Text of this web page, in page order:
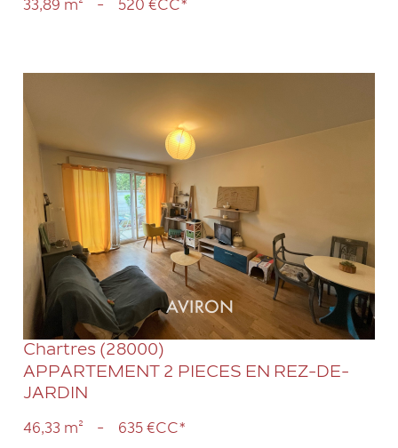
33,89 m² - 520 €CC*
VOIR LE BIEN
Chartres (28000)
APPARTEMENT 2 PIECES EN REZ-DE-
JARDIN
46,33 m² - 635 €CC*